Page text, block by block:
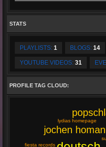
STATS
PLAYLISTS: 1 BLOGS: 14
YOUTUBE VIDEOS: 31
PROFILE TAG CLOUD:
jochen
lydias homepage
fiesta records